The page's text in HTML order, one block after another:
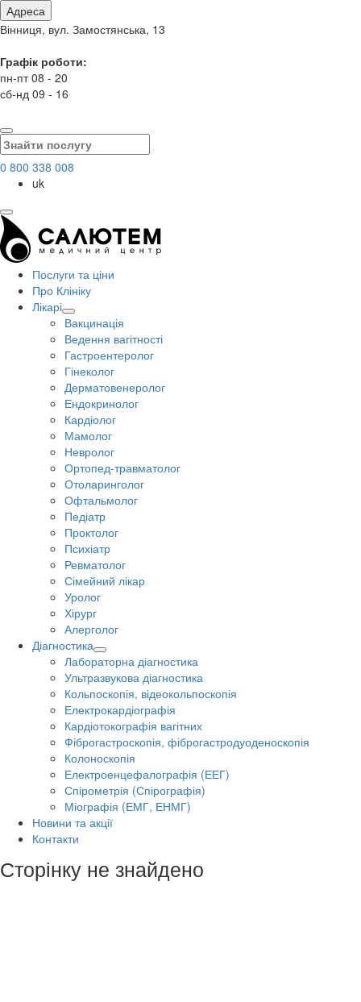
Адреса
Вінниця, вул. Замостянська, 13
Графік роботи:
пн-пт 08 - 20
сб-нд 09 - 16
0 800 338 008
uk
Послуги та ціни
Про Клініку
Лікарі
Вакцинація
Ведення вагітності
Гастроентеролог
Гінеколог
Дерматовенеролог
Ендокринолог
Кардіолог
Мамолог
Невролог
Ортопед-травматолог
Отоларинголог
Офтальмолог
Педіатр
Проктолог
Психіатр
Ревматолог
Сімейний лікар
Уролог
Хірург
Алерголог
Діагностика
Лабораторна діагностика
Ультразвукова діагностика
Кольпоскопія, відеокольпоскопія
Електрокардіографія
Кардіотокографія вагітних
Фіброгастроскопія, фіброгастродуоденоскопія
Колоноскопія
Електроенцефалографія (ЕЕГ)
Спірометрія (Спірографія)
Міографія (ЕМГ, ЕНМГ)
Новини та акції
Контакти
Сторінку не знайдено